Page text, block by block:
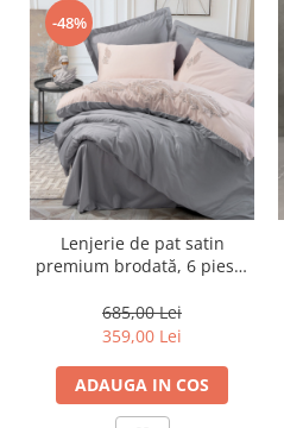
-48%
Lenjerie de pat satin
premium brodată, 6 piese,
Sheen - Grey
685,00 Lei
359,00 Lei
ADAUGA IN COS